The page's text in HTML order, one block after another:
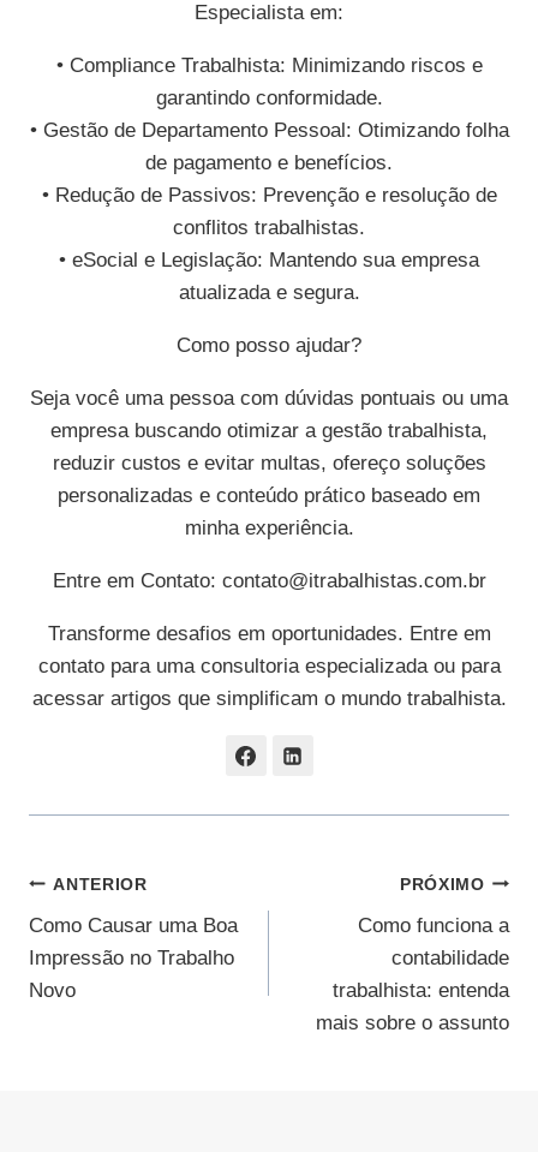
Especialista em:
• Compliance Trabalhista: Minimizando riscos e
garantindo conformidade.
• Gestão de Departamento Pessoal: Otimizando folha
de pagamento e benefícios.
• Redução de Passivos: Prevenção e resolução de
conflitos trabalhistas.
• eSocial e Legislação: Mantendo sua empresa
atualizada e segura.
Como posso ajudar?
Seja você uma pessoa com dúvidas pontuais ou uma
empresa buscando otimizar a gestão trabalhista,
reduzir custos e evitar multas, ofereço soluções
personalizadas e conteúdo prático baseado em
minha experiência.
Entre em Contato: contato@itrabalhistas.com.br
Transforme desafios em oportunidades. Entre em
contato para uma consultoria especializada ou para
acessar artigos que simplificam o mundo trabalhista.
Navegação
De
Post
ANTERIOR
Como Causar uma Boa
Impressão no Trabalho
Novo
PRÓXIMO
Como funciona a
contabilidade
trabalhista: entenda
mais sobre o assunto